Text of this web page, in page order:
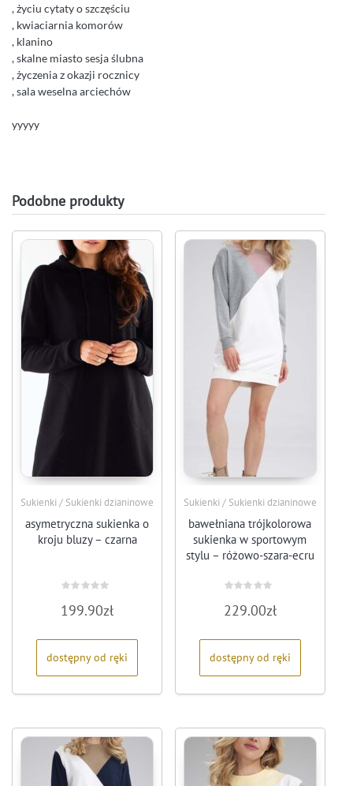
, życiu cytaty o szczęściu
, kwiaciarnia komorów
, klanino
, skalne miasto sesja ślubna
, życzenia z okazji rocznicy
, sala weselna arciechów
yyyyy
Podobne produkty
Sukienki / Sukienki dzianinowe
asymetryczna sukienka o
kroju bluzy – czarna
0
na
199.90zł
dostępny od ręki
Sukienki / Sukienki dzianinowe
bawełniana trójkolorowa
sukienka w sportowym
stylu – różowo-szara-ecru
0
na
229.00zł
dostępny od ręki